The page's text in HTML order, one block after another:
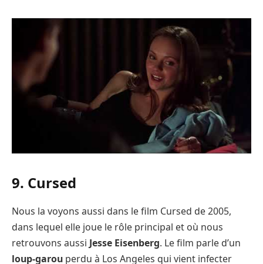
9. Cursed
Nous la voyons aussi dans le film Cursed de 2005,
dans lequel elle joue le rôle principal et où nous
retrouvons aussi Jesse Eisenberg. Le film parle d’un
loup-garou perdu à Los Angeles qui vient infecter